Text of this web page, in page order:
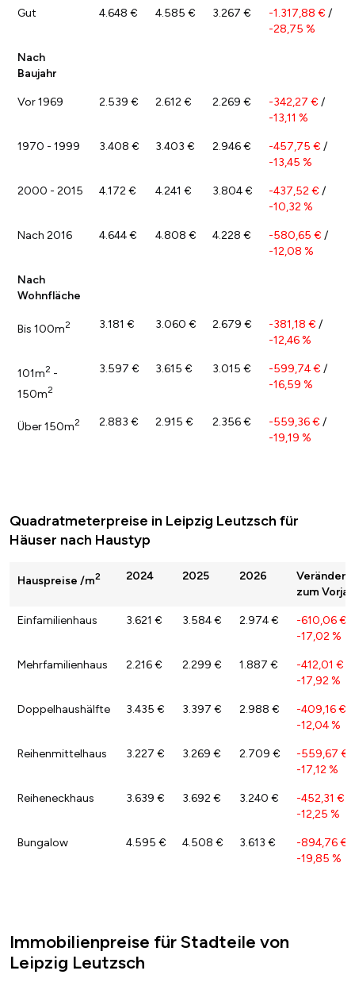
Gut 4.648 € 4.585 € 3.267 € -1.317,88 € /
-28,75 %
Nach
Baujahr
Vor 1969 2.539 € 2.612 € 2.269 € -342,27 € /
-13,11 %
1970 - 1999 3.408 € 3.403 € 2.946 € -457,75 € /
-13,45 %
2000 - 2015 4.172 € 4.241 € 3.804 € -437,52 € /
-10,32 %
Nach 2016 4.644 € 4.808 € 4.228 € -580,65 € /
-12,08 %
Nach
Wohnfläche
Bis 100m2 3.181 € 3.060 € 2.679 € -381,18 € /
-12,46 %
101m2 -
150m2
3.597 € 3.615 € 3.015 € -599,74 € /
-16,59 %
Über 150m2 2.883 € 2.915 € 2.356 € -559,36 € /
-19,19 %
Quadratmeterpreise in Leipzig Leutzsch für
Häuser nach Haustyp
Hauspreise /m2 2024 2025 2026
zum
Einfamilienhaus 3.621 € 3.584 € 2.974 € -610,06 €
-17,02 %
Mehrfamilienhaus 2.216 € 2.299 € 1.887 € -412,01 €
-17,92 %
Doppelhaushälfte 3.435 € 3.397 € 2.988 € -409,16 €
-12,04 %
Reihenmittelhaus 3.227 € 3.269 € 2.709 € -559,67 €
-17,12 %
Reiheneckhaus 3.639 € 3.692 € 3.240 € -452,31 €
-12,25 %
Bungalow 4.595 € 4.508 € 3.613 € -894,76 €
-19,85 %
Immobilienpreise für Stadteile von
Leipzig Leutzsch